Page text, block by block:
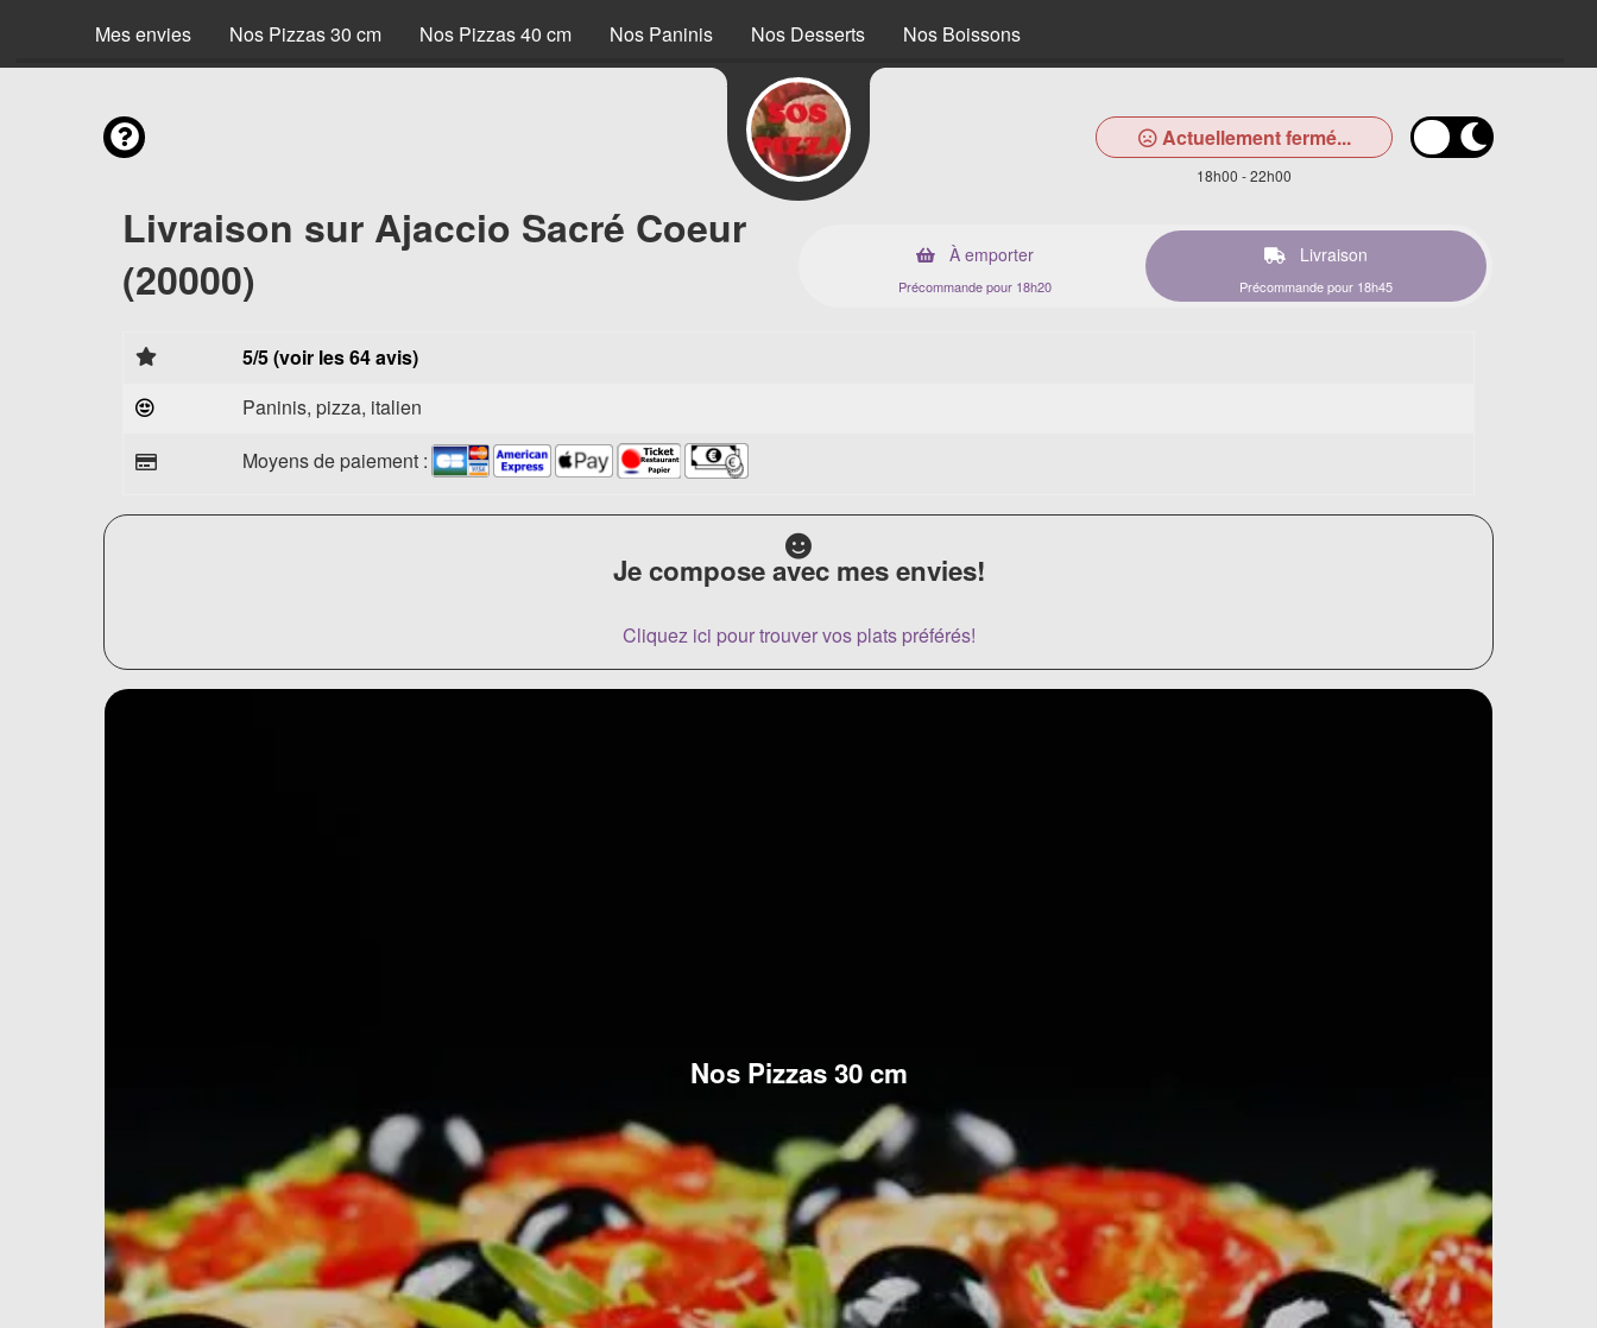
Mes envies Nos Pizzas 30 cm Nos Pizzas 40 cm Nos Paninis Nos Desserts Nos Boissons
Actuellement fermé...
18h00 - 22h00
Livraison sur Ajaccio Sacré Coeur
(20000)
À emporter
Précommande pour 18h20
Livraison
Précommande pour 18h45
5/5 (voir les 64 avis)
Paninis, pizza, italien
Moyens de paiement :
Je compose avec mes envies!
Cliquez ici pour trouver vos plats préférés!
Nos Pizzas 30 cm